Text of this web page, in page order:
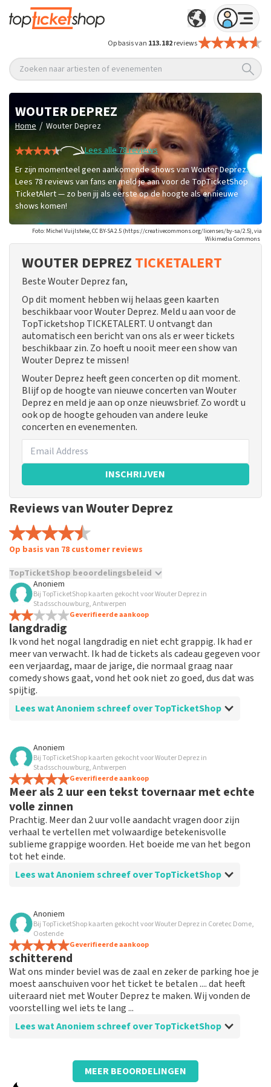
Op basis van 113.182reviews
Zoeken naar artiesten of evenementen
WOUTER DEPREZ
Home / Wouter Deprez
Lees alle 78 reviews
Er zijn momenteel geen aankomende shows van Wouter Deprez.
Lees 78 reviews van fans en meld je aan voor de TopTicketShop
TicketAlert — zo ben jij als eerste op de hoogte als er nieuwe
shows komen!
Foto: Michel Vuijlsteke, CC BY-SA 2.5 (https://creativecommons.org/licenses/by-sa/2.5), via
Wikimedia Commons
WOUTER DEPREZ TICKETALERT
Beste Wouter Deprez fan,
Op dit moment hebben wij helaas geen kaarten
beschikbaar voor Wouter Deprez. Meld u aan voor de
TopTicketshop TICKETALERT. U ontvangt dan
automatisch een bericht van ons als er weer tickets
beschikbaar zin. Zo hoeft u nooit meer een show van
Wouter Deprez te missen!
Wouter Deprez heeft geen concerten op dit moment.
Blijf op de hoogte van nieuwe concerten van Wouter
Deprez en meld je aan op onze nieuwsbrief. Zo wordt u
ook op de hoogte gehouden van andere leuke
concerten en evenementen.
INSCHRIJVEN
Reviews van Wouter Deprez
Op basis van 78 customer reviews
TopTicketShop beoordelingsbeleid
TopTicketShop verzamelt reviews van echte klanten. Het is
niet mogelijk om een review achter te laten als je geen
tickets hebt aangeschaft bij TopTicketShop. Reviews met
grof taalgebruik en/of onwaarheden worden niet geplaatst.
Het kan enkele weken duren voordat een review wordt
geplaatst.
Anoniem
Bij TopTicketShop kaarten gekocht voor Wouter Deprez in
Stadsschouwburg, Antwerpen
Geverifieerde aankoop
langdradig
Ik vond het nogal langdradig en niet echt grappig. Ik had er
meer van verwacht. Ik had de tickets als cadeau gegeven voor
een verjaardag, maar de jarige, die normaal graag naar
comedy shows gaat, vond het ook niet zo goed, dus dat was
spijtig.
Lees wat Anoniem schreef over TopTicketShop
Beoordeling van Anoniem over
tickets waren oké
geen commentaar op de tickets zelf, noch op de
verzending ervan.
Anoniem
Bij TopTicketShop kaarten gekocht voor Wouter Deprez in
Stadsschouwburg, Antwerpen
Geverifieerde aankoop
Meer als 2 uur een tekst tovernaar met echte
volle zinnen
Prachtig. Meer dan 2 uur volle aandacht vragen door zijn
verhaal te vertellen met volwaardige betekenisvolle
sublieme grappige woorden. Het boeide me van het begon
tot het einde.
Lees wat Anoniem schreef over TopTicketShop
Beoordeling van Anoniem over
Goed georganiseerd
Doet wat het belooft. Praktisch. Gemakkelijk ook voor
wie niet het internet kent
Anoniem
Bij TopTicketShop kaarten gekocht voor Wouter Deprez in Coretec Dome,
Oostende
Geverifieerde aankoop
schitterend
Wat ons minder beviel was de zaal en zeker de parking hoe je
moest aanschuiven voor het ticket te betalen .... dat heeft
uiteraard niet met Wouter Deprez te maken. Wij vonden de
voorstelling wel iets te lang ...
Lees wat Anoniem schreef over TopTicketShop
Beoordeling van Anoniem overTopTicketShop
MEER BEOORDELINGEN